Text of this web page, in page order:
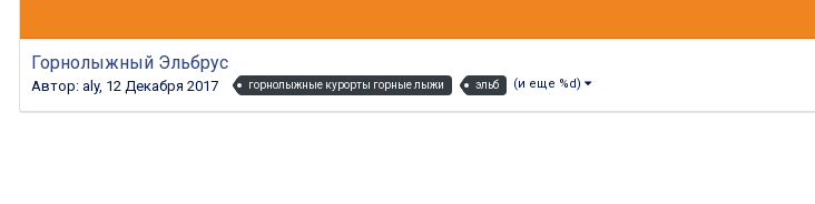
Горнолыжный Эльбрус
Автор: aly, 12 Декабря 2017 горнолыжные курорты горные лыжи эльб (и еще %d)